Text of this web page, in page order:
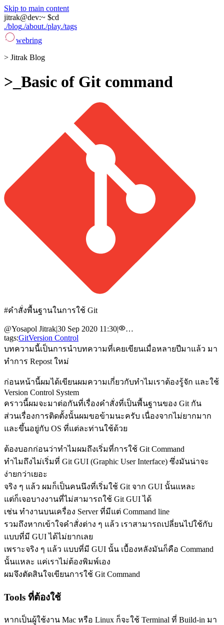
Skip to main content
jitrak@dev:~ $cd
./blog./about./play./tags
webring
> Jitrak Blog
>_ Basic of Git command
#คำสั่งพื้นฐานในการใช้ Git
@Yosapol Jitrak|30 Sep 2020 11:30|
…
tags:GitVersion Control
บทความนี้เป็นการนำบทความที่เคยเขียนเมื่อหลายปีมาแล้ว มา
ทำการ Repost ใหม่
ก่อนหน้านี้ผมได้เขียนผมความเกี่ยวกับทำไมเราต้องรู้จัก และใช้
Version Control System
คราวนี้ผมจะมาต่อกันที่เรื่องคำสั่งที่เป็นพื้นฐานของ Git กัน
ส่วนเรื่องการติดตั้งนั้นผมขอข้ามนะครับ เนื่องจากไม่ยากมาก
และขึ้นอยู่กับ OS ที่แต่ละท่านใช้ด้วย
ต้องบอกก่อนว่าทำไมผมถึงเริ่มที่การใช้ Git Command
ทำไมถึงไม่เริ่มที่ Git GUI (Graphic User Interface) ซึ่งมันน่าจะ
ง่ายกว่าเยอะ
จริง ๆ แล้ว ผมก็เป็นคนนึงที่เริ่มใช้ Git จาก GUI นั้นแหละ
แต่ก็เจอบางงานที่ไม่สามารถใช้ Git GUI ได้
เช่น ทำงานบนเครื่อง Server ที่มีแต่ Command line
รวมถึงหากเข้าใจคำสั่งต่าง ๆ แล้ว เราสามารถเปลี่ยนไปใช้กับ
แบบที่มี GUI ได้ไม่ยากเลย
เพราะจริง ๆ แล้ว แบบที่มี GUI นั้น เบื้องหลังมันก็คือ Command
นั้นแหละ แค่เราไม่ต้องพิมพ์เอง
ผมจึงตัดสินใจเขียนการใช้ Git Command
Tools ที่ต้องใช้
หากเป็นผู้ใช้งาน Mac หรือ Linux ก็จะใช้ Terminal ที่ Build-in มา